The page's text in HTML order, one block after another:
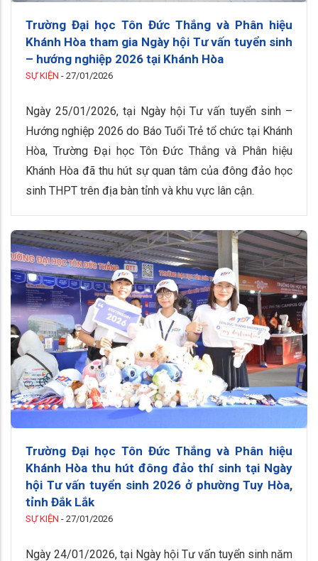
Trường Đại học Tôn Đức Thắng và Phân hiệu
Khánh Hòa tham gia Ngày hội Tư vấn tuyển sinh
– hướng nghiệp 2026 tại Khánh Hòa
SỰ KIỆN - 27/01/2026
Ngày 25/01/2026, tại Ngày hội Tư vấn tuyển sinh –
Hướng nghiệp 2026 do Báo Tuổi Trẻ tổ chức tại Khánh
Hòa, Trường Đại học Tôn Đức Thắng và Phân hiệu
Khánh Hòa đã thu hút sự quan tâm của đông đảo học
sinh THPT trên địa bàn tỉnh và khu vực lân cận.
Trường Đại học Tôn Đức Thắng và Phân hiệu
Khánh Hòa thu hút đông đảo thí sinh tại Ngày
hội Tư vấn tuyển sinh 2026 ở phường Tuy Hòa,
tỉnh Đắk Lắk
SỰ KIỆN - 27/01/2026
Ngày 24/01/2026, tại Ngày hội Tư vấn tuyển sinh năm